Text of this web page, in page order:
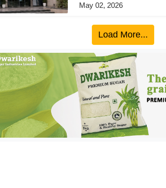
May 02, 2026
Load More...